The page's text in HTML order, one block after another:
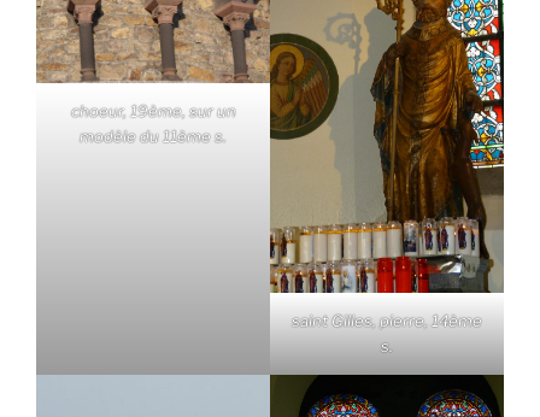
choeur, 19ème, sur un
modèle du 11ème s.
saint Gilles, pierre, 14ème
s.